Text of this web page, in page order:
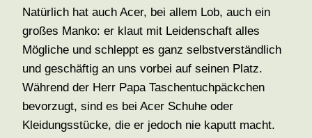
Natürlich hat auch Acer, bei allem Lob, auch ein
großes Manko: er klaut mit Leidenschaft alles
Mögliche und schleppt es ganz selbstverständlich
und geschäftig an uns vorbei auf seinen Platz.
Während der Herr Papa Taschentuchpäckchen
bevorzugt, sind es bei Acer Schuhe oder
Kleidungsstücke, die er jedoch nie kaputt macht.